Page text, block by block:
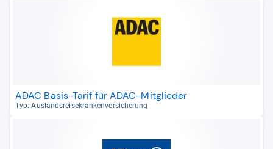
ADAC Basis-Tarif für ADAC-Mitglieder
Typ: Aus­lands­rei­se­kran­ken­ver­si­che­rung